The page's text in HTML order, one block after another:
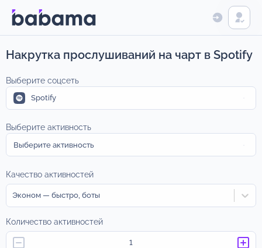
Накрутка прослушиваний на чарт в Spotify
Выберите соцсеть
Spotify
Выберите активность
Выберите активность
Качество активностей
Эконом — быстро, боты
Количество активностей